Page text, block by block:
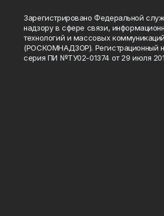
Зарегистрировано Федеральной
надзору в сфере связи,
технологий и массовых коммуникаций
(РОСКОМНАДЗОР). Регистрационный
серия ПИ №ТУ02-01374 от 29 июля